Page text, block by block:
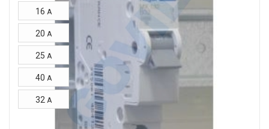
16 A
20 A
25 A
40 A
32 A